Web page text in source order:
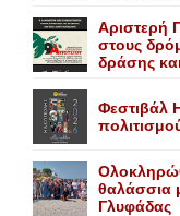
Αριστερή
στους
δράσης
Φεστιβάλ
θαλάσσια
Γλυφάδας